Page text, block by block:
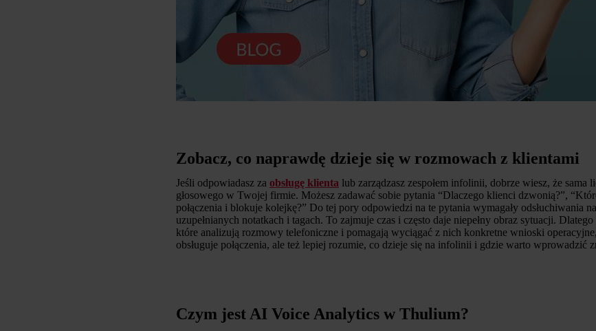
Zobacz, co naprawdę dzieje się w rozmowach z klientami
Jeśli odpowiadasz za obsługę klienta lub zarządzasz zespołem infolinii, dobrze wiesz, że sama
głosowego w Twojej firmie. Możesz zadawać sobie pytania “Dlaczego klienci dzwonią?”,
połączenia i blokuje kolejkę?” Do tej pory odpowiedzi na te pytania wymagały odsłuchiwania
uzupełnianych notatkach i tagach. To zajmuje czas i często daje niepełny obraz sytuacji.
które analizują rozmowy telefoniczne i pomagają wyciągać z nich konkretne wnioski
obsługuje połączenia, ale też lepiej rozumie, co dzieje się na infolinii i gdzie warto wprowadzić
Czym jest AI Voice Analytics w Thulium?